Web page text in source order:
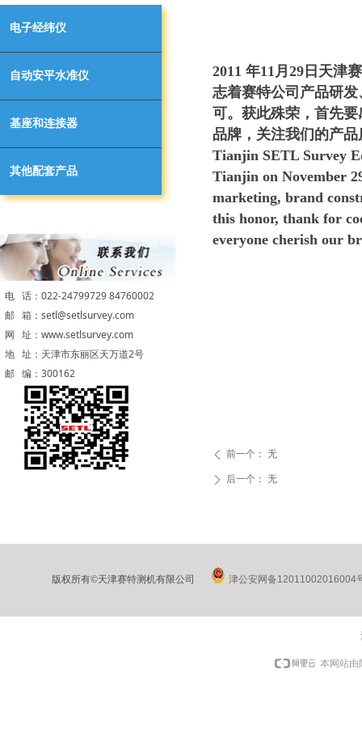
电子经纬仪
自动安平水准仪
基座和连接器
其他配套产品
电 话：022-24799729 84760002
地 址：天津市东丽区天万道2号
邮 箱：setl@setlsurvey.com
网 址：www.setlsurvey.com
邮 编：300162
2011 年11月29日天津
志着赛特公司产品研
可。获此殊荣，首先
品牌，关注我们的产
Tianjin SETL Survey
Tianjin on November
marketing, brand
this honor, thank for
everyone cherish our
ꄴ 前一个： 无
ꄲ 后一个： 无
版权所有©天津赛特测机有限公司 津公安网备12011002016004
本网站由